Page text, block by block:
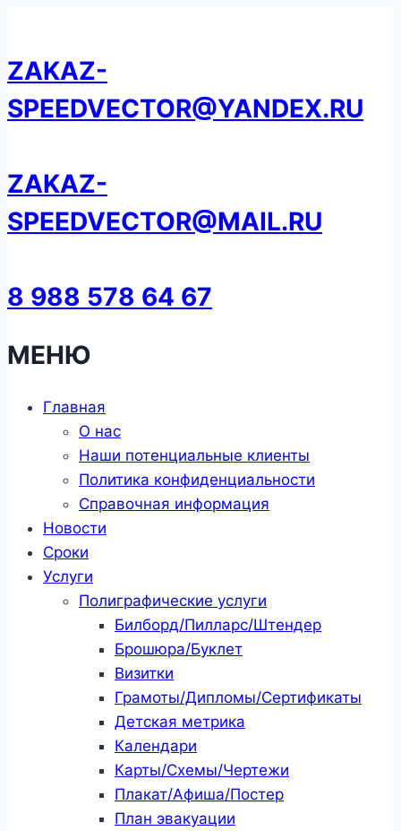
содержанию
ZAKAZ-
SPEEDVECTOR@YANDEX.RU
ZAKAZ-
SPEEDVECTOR@MAIL.RU
8 988 578 64 67
МЕНЮ
Главная
О нас
Наши потенциальные клиенты
Политика конфиденциальности
Справочная информация
Новости
Сроки
Услуги
Полиграфические услуги
Билборд/Пилларс/Штендер
Брошюра/Буклет
Визитки
Грамоты/Дипломы/Сертификаты
Детская метрика
Календари
Карты/Схемы/Чертежи
Плакат/Афиша/Постер
План эвакуации